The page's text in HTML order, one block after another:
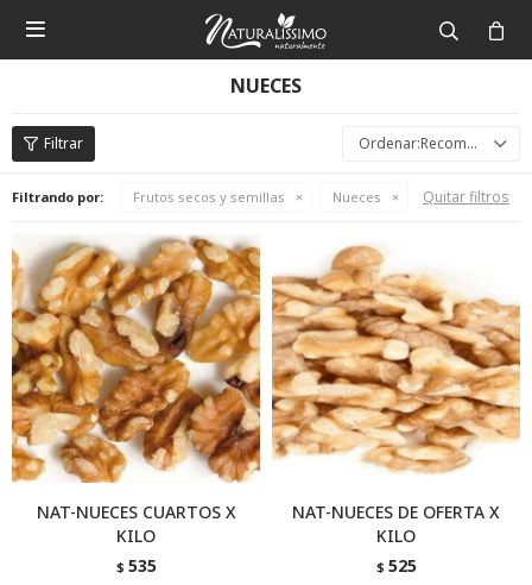

NUECES
Recomendados
Filtrando por: Frutos secos y semillas Nueces Quitar filtros
NAT-NUECES CUARTOS X
KILO
$ 535
NAT-NUECES DE OFERTA X
KILO
$ 525